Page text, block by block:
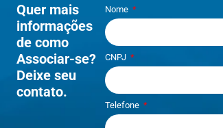
Quer mais
informações
de como
Associar-se?
Deixe seu
contato.
Nome
CNPJ
Telefone